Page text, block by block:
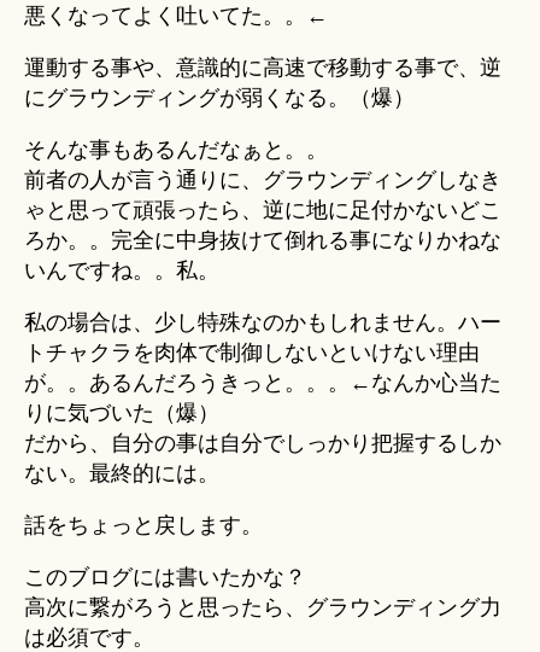
悪くなってよく吐いてた。。←
運動する事や、意識的に高速で移動する事で、逆
にグラウンディングが弱くなる。（爆）
そんな事もあるんだなぁと。。
前者の人が言う通りに、グラウンディングしなき
ゃと思って頑張ったら、逆に地に足付かないどこ
ろか。。完全に中身抜けて倒れる事になりかねな
いんですね。。私。
私の場合は、少し特殊なのかもしれません。ハー
トチャクラを肉体で制御しないといけない理由
が。。あるんだろうきっと。。。←なんか心当た
りに気づいた（爆）
だから、自分の事は自分でしっかり把握するしか
ない。最終的には。
話をちょっと戻します。
このブログには書いたかな？
高次に繋がろうと思ったら、グラウンディング力
は必須です。